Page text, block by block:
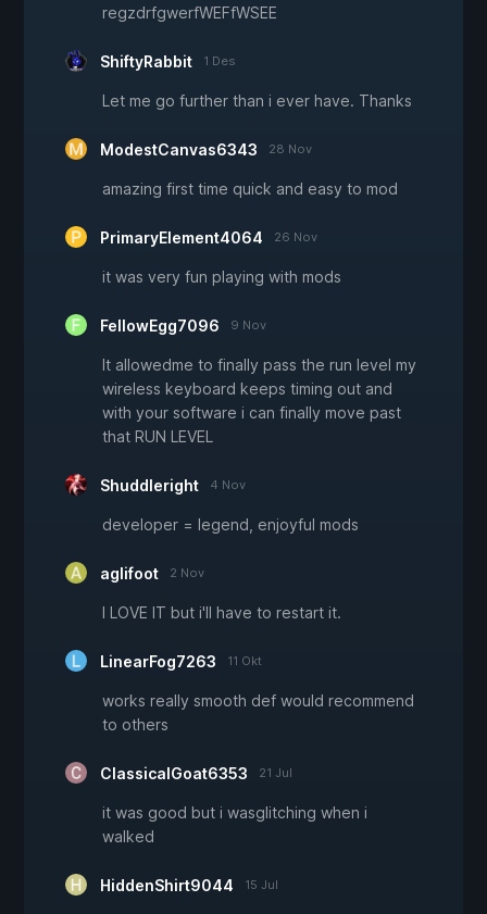
regzdrfgwerfWEFfWSEE
ShiftyRabbit 1 Des
Let me go further than i ever have. Thanks
ModestCanvas6343 28 Nov
amazing first time quick and easy to mod
PrimaryElement4064 26 Nov
it was very fun playing with mods
FellowEgg7096 9 Nov
It allowedme to finally pass the run level my
wireless keyboard keeps timing out and
with your software i can finally move past
that RUN LEVEL
Shuddleright 4 Nov
developer = legend, enjoyful mods
aglifoot 2 Nov
I LOVE IT but i'll have to restart it.
LinearFog7263 11 Okt
works really smooth def would recommend
to others
ClassicalGoat6353 21 Jul
it was good but i wasglitching when i
walked
HiddenShirt9044 15 Jul